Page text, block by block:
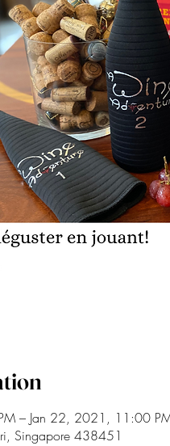
– Jan 22, 2021, 11:00
Singapore 438451